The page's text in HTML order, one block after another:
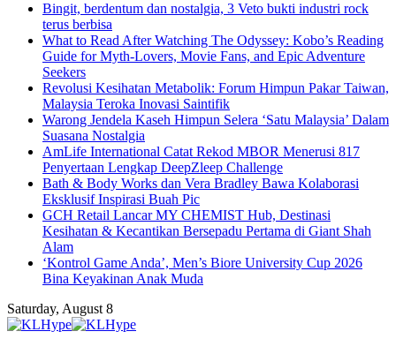
Bingit, berdentum dan nostalgia, 3 Veto bukti industri rock
terus berbisa
What to Read After Watching The Odyssey: Kobo’s Reading
Guide for Myth-Lovers, Movie Fans, and Epic Adventure
Seekers
Revolusi Kesihatan Metabolik: Forum Himpun Pakar Taiwan,
Malaysia Teroka Inovasi Saintifik
Warong Jendela Kaseh Himpun Selera ‘Satu Malaysia’ Dalam
Suasana Nostalgia
AmLife International Catat Rekod MBOR Menerusi 817
Penyertaan Lengkap DeepZleep Challenge
Bath & Body Works dan Vera Bradley Bawa Kolaborasi
Eksklusif Inspirasi Buah Pic
GCH Retail Lancar MY CHEMIST Hub, Destinasi
Kesihatan & Kecantikan Bersepadu Pertama di Giant Shah
Alam
‘Kontrol Game Anda’, Men’s Biore University Cup 2026
Bina Keyakinan Anak Muda
Saturday, August 8